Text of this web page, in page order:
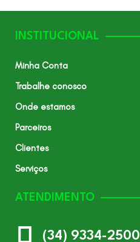
INSTITUCIONAL
Minha Conta
Trabalhe conosco
Onde estamos
Parceiros
Clientes
Serviços
ATENDIMENTO
(34) 9334-2500